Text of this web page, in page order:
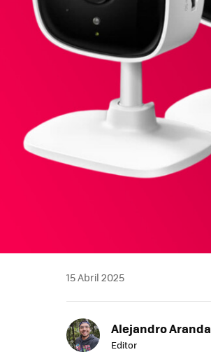
15 Abril 2025
Alejandro Aranda
Editor